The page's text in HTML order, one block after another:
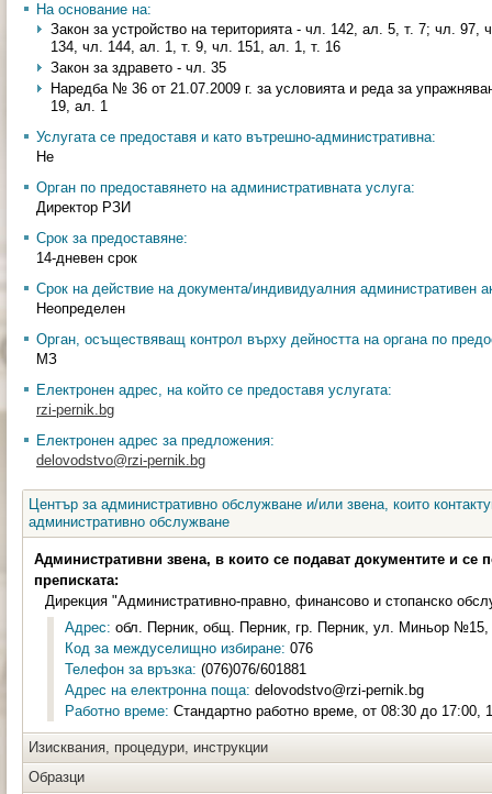
На основание на:
Закон за устройство на територията - чл. 142, ал. 5, т. 7; чл.
134, чл. 144, ал. 1, т. 9, чл. 151, ал. 1, т. 16
Закон за здравето - чл. 35
Наредба № 36 от 21.07.2009 г. за условията и реда за
19, ал. 1
Услугата се предоставя и като вътрешно-административна:
Не
Орган по предоставянето на административната услуга:
Директор РЗИ
Срок за предоставяне:
14-дневен срок
Срок на действие на документа/индивидуалния административен
Неопределен
Орган, осъществяващ контрол върху дейността на органа по
МЗ
Електронен адрес, на който се предоставя услугата:
rzi-pernik.bg
Електронен адрес за предложения:
delovodstvo@rzi-pernik.bg
Център за административно обслужване и/или звена, които
административно обслужване
Административни звена, в които се подават документите и се
преписката:
Дирекция "Административно-правно, финансово и стопанско
Адрес: обл. Перник, общ. Перник, гр. Перник, ул. Миньор №15,
Код за междуселищно избиране: 076
Телефон за връзка: (076)076/601881
Адрес на електронна поща: delovodstvo@rzi-pernik.bg
Работно време: Стандартно работно време, от 08:30 до 17:00,
Изисквания, процедури, инструкции
Образци